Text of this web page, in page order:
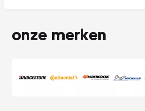
onze merken